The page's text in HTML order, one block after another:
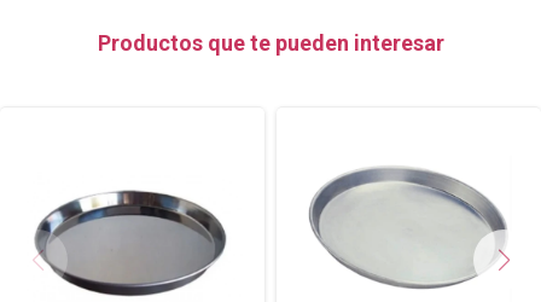
Productos que te pueden interesar